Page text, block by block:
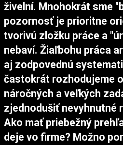
živelní. Mnohokrát sme
pozornosť je prioritne
tvorivú zložku práce a
nebaví. Žiaľbohu práca
aj zodpovednú
častokrát rozhodujeme
náročných a veľkých
zjednodušiť nevyhnutné
Ako mať priebežný
deje vo firme? Možno